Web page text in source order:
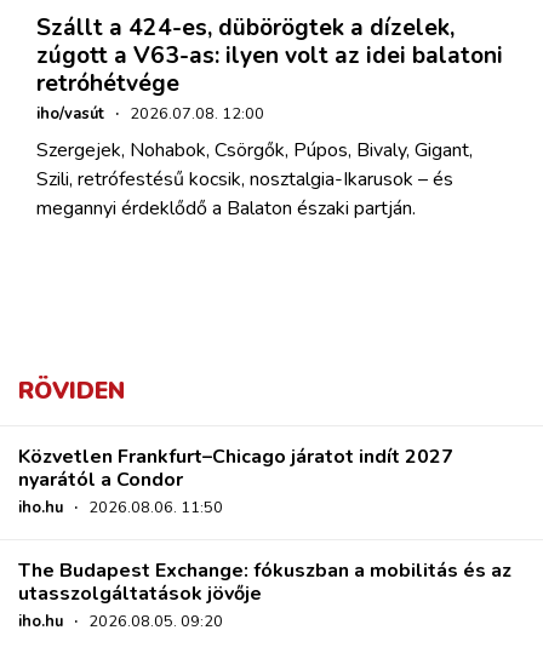
Szállt a 424-es, dübörögtek a dízelek,
zúgott a V63-as: ilyen volt az idei balatoni
retróhétvége
iho/vasút · 2026.07.08. 12:00
Szergejek, Nohabok, Csörgők, Púpos, Bivaly, Gigant,
Szili, retrófestésű kocsik, nosztalgia-Ikarusok – és
megannyi érdeklődő a Balaton északi partján.
RÖVIDEN
Közvetlen Frankfurt–Chicago járatot indít 2027
nyarától a Condor
iho.hu · 2026.08.06. 11:50
The Budapest Exchange: fókuszban a mobilitás és az
utasszolgáltatások jövője
iho.hu · 2026.08.05. 09:20